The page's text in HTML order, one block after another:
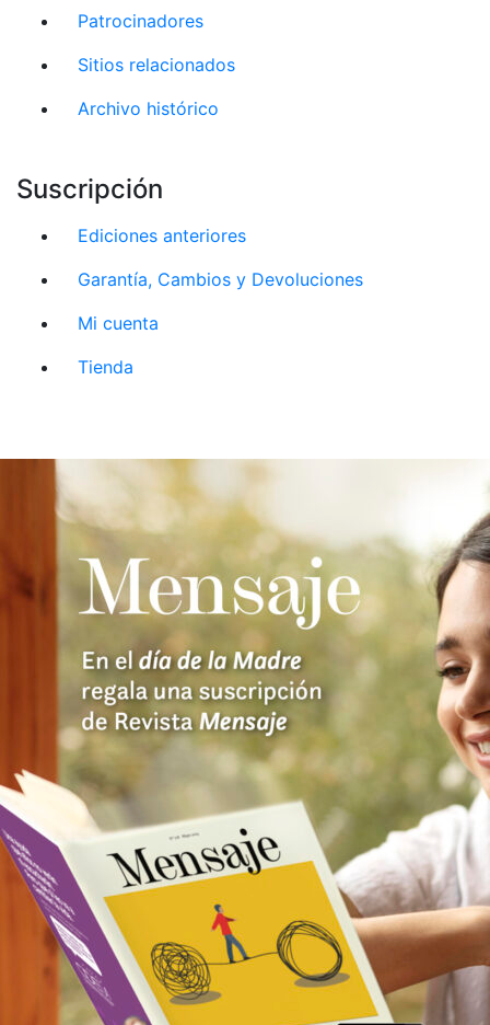
Patrocinadores
Sitios relacionados
Archivo histórico
Suscripción
Ediciones anteriores
Garantía, Cambios y Devoluciones
Mi cuenta
Tienda